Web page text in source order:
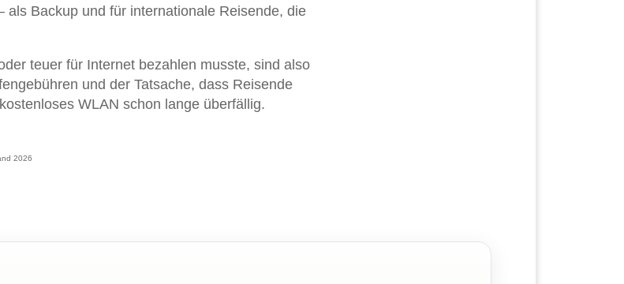
Backup und für internationale Reisende, die
teuer für Internet bezahlen musste, sind also
und der Tatsache, dass Reisende
WLAN schon lange überfällig.
2026